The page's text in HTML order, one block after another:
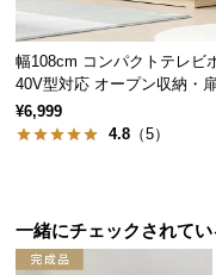
に
つ
い
つ
い
幅108cm コンパクトテレビ
40V型対応 オープン収納・
¥6,999
4.8 （5）
一緒にチェックされて